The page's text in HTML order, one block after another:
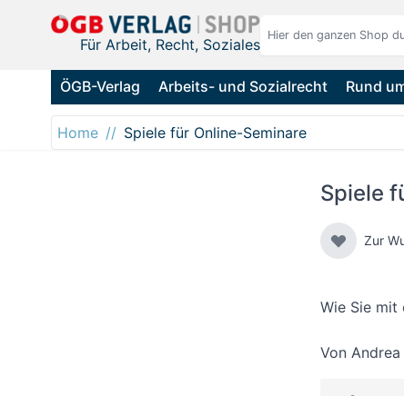
Direkt zum Inhalt
Für Arbeit, Recht, Soziales
ÖGB-Verlag Arbeits- und Sozialrecht Rund
Home Spiele für Online-Seminare
Spiele
Zur
Wie Sie mit
Von